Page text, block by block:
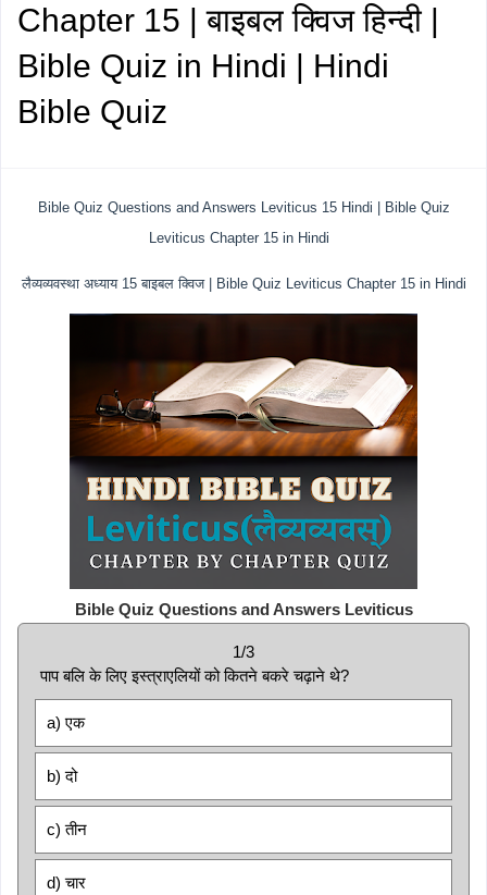
Chapter 15 | बाइबल क्विज हिन्दी |
Bible Quiz in Hindi | Hindi
Bible Quiz
Bible Quiz Questions and Answers Leviticus 15 Hindi | Bible Quiz
Leviticus Chapter 15 in Hindi
लैव्यव्यवस्था अध्याय 15 बाइबल क्विज | Bible Quiz Leviticus Chapter 15 in Hindi
Bible Quiz Questions and Answers Leviticus
1/3
पाप बलि के लिए इस्त्राएलियों को कितने बकरे चढ़ाने थे?
a) एक
b) दो
c) तीन
d) चार